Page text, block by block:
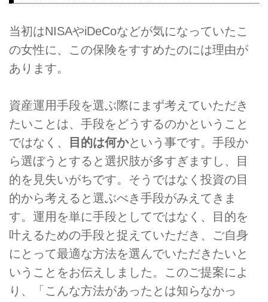
当初はNISAやiDeCoなどが気になっていたこ
の女性に、この保険をすすめたのには理由が
あります。
資産運用手段を選ぶ際にまず考えていただき
たいことは、手段をどうするのかということ
ではなく、
目的は何かという事です。手段か
ら選ぼうとすると選択肢が多すぎますし、目
的を見失いがちです。そうではなく投資の目
的から考えると選ぶべき手段がみえてきま
す。運用を単に手段としてではなく、目的を
叶えるための手段と捉えていただき、ご自身
にとって最適な方法を選んでいただきたいと
いうことをお伝えしました。このご提案によ
り、「こんな方法があったとは知らなかっ